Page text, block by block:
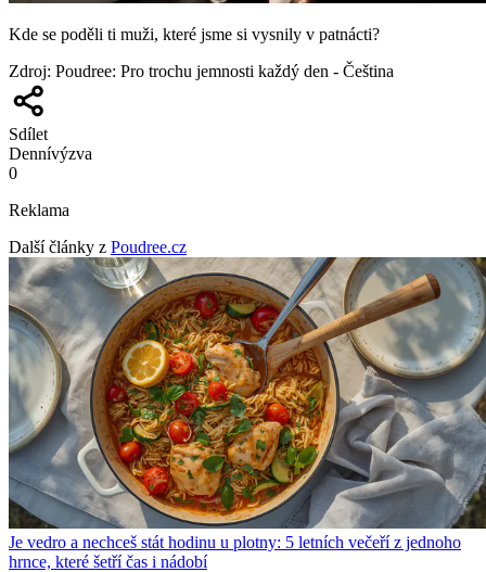
Kde se poděli ti muži, které jsme si vysnily v patnácti?
Zdroj: Poudree: Pro trochu jemnosti každý den - Čeština
Sdílet
Dennívýzva
0
Reklama
Další články z Poudree.cz
Je vedro a nechceš stát hodinu u plotny: 5 letních večeří z jednoho
hrnce, které šetří čas i nádobí